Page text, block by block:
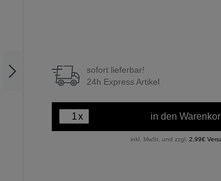
sofort lieferbar!
24h Express Artikel
x in den
inkl. MwSt. und zzgl. 2,99€